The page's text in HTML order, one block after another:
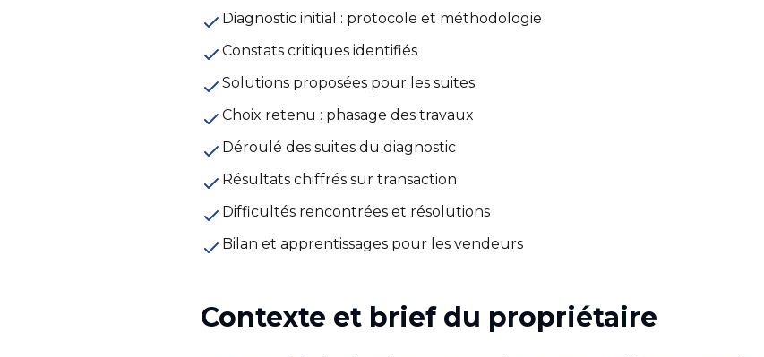
Diagnostic initial : protocole et méthodologie
Constats critiques identifiés
Solutions proposées pour les suites
Choix retenu : phasage des travaux
Déroulé des suites du diagnostic
Résultats chiffrés sur transaction
Difficultés rencontrées et résolutions
Bilan et apprentissages pour les vendeurs
Contexte et brief du propriétaire